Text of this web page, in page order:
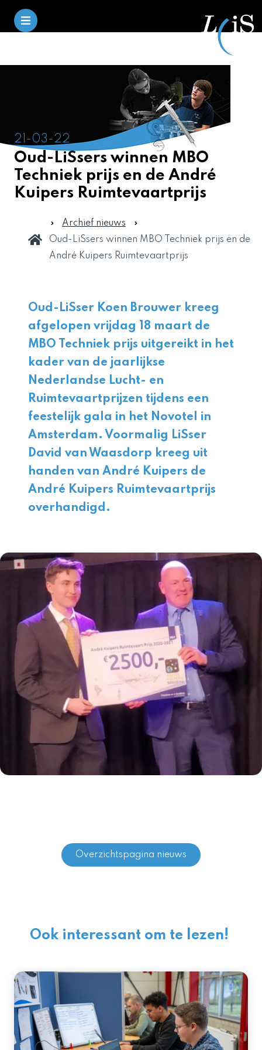
21-03-22
Oud-LiSsers winnen MBO
Techniek prijs en de André
Kuipers Ruimtevaartprijs
Archief nieuws
Oud-LiSsers winnen MBO Techniek prijs en de
André Kuipers Ruimtevaartprijs
Oud-LiSser Koen Brouwer kreeg
afgelopen vrijdag 18 maart de
MBO Techniek prijs uitgereikt in het
kader van de jaarlijkse
Nederlandse Lucht- en
Ruimtevaartprijzen tijdens een
feestelijk gala in het Novotel in
Amsterdam. Voormalig LiSser
David van Waasdorp kreeg uit
handen van André Kuipers de
André Kuipers Ruimtevaartprijs
overhandigd.
Overzichtspagina nieuws
Ook interessant om te lezen!